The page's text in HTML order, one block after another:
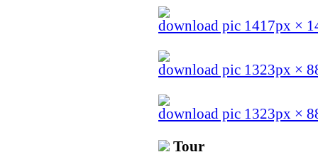
download pic 1417px ×
download pic 1323px ×
download pic 1323px ×
Tour